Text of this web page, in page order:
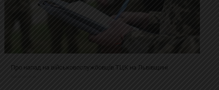
Про напад на військовослужбовців ТЦК на Львівщині